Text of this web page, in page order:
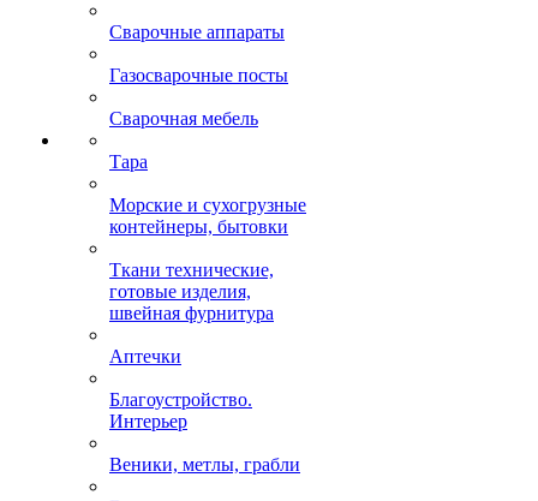
Сварочные аппараты
Газосварочные посты
Сварочная мебель
Тара
Морские и сухогрузные
контейнеры, бытовки
Ткани технические,
готовые изделия,
швейная фурнитура
Аптечки
Благоустройство.
Интерьер
Веники, метлы, грабли